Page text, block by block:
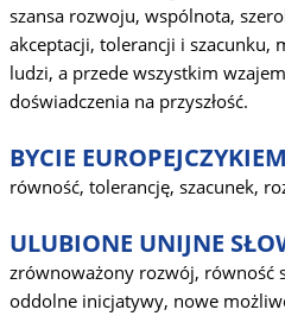
szansa rozwoju, wspólnota,
akceptacji, tolerancji i szacunku,
ludzi, a przede wszystkim
doświadczenia na przyszłość.
BYCIE
równość, tolerancję, szacunek,
ULUBIONE UNIJNE
zrównoważony rozwój, równość
oddolne inicjatywy, nowe